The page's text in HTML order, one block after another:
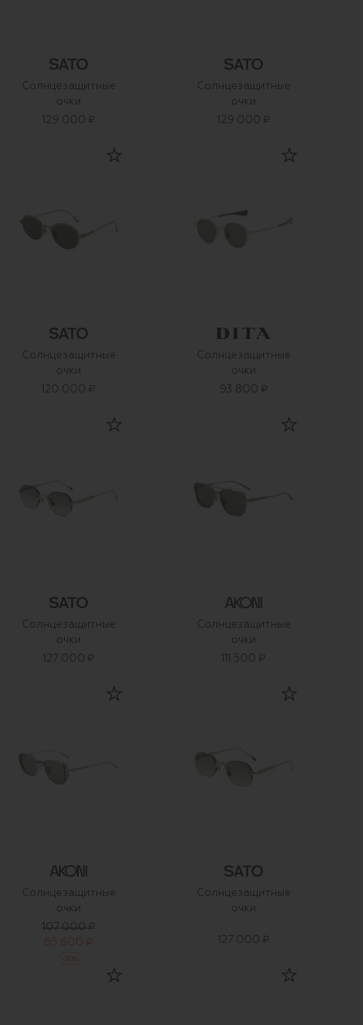
Солнцезащитные
очки
129 000 ₽
Солнцезащитные
очки
129 000 ₽
Солнцезащитные
очки
120 000 ₽
Солнцезащитные
очки
93 800 ₽
Солнцезащитные
очки
127 000 ₽
Солнцезащитные
очки
111 500 ₽
Солнцезащитные
очки
107 000 ₽
85 600 ₽
20 %
Солнцезащитные
очки
127 000 ₽